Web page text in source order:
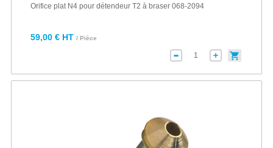
Orifice plat N4 pour détendeur T2 à braser 068-2094
59,00 € HT / Pièce